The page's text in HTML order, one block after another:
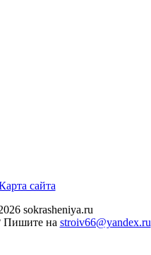
сайта
sokrasheniya.ru
Пишите на stroiv66@yandex.ru